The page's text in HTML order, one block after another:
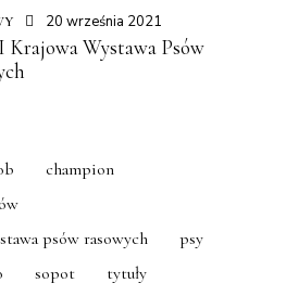
20 września 2021
Wystawa Psów
champion
psów rasowych
psy
sopot
tytuły